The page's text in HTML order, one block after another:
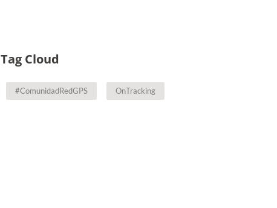
Tag Cloud
#ComunidadRedGPS OnTracking